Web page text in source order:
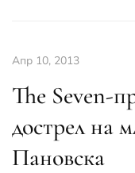
Апр 10, 2013
The Seven-
дострел на
Пановска